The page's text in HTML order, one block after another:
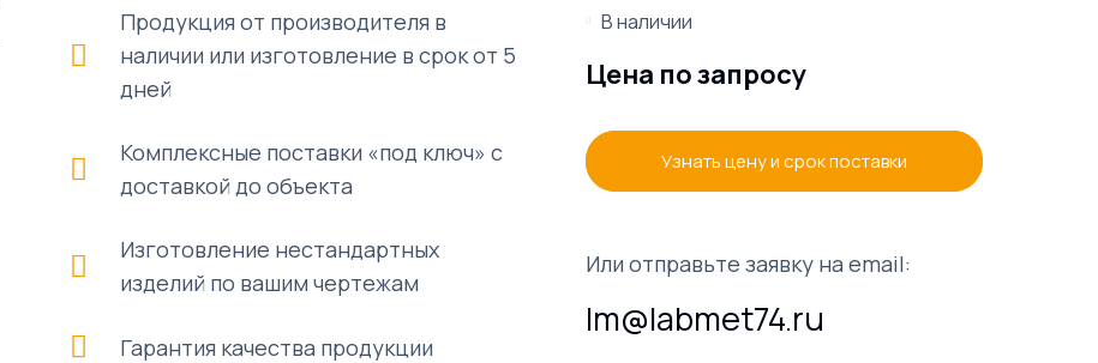
Продукция от производителя в
наличии или изготовление в срок от 5
дней
Комплексные поставки «под ключ» с
доставкой до объекта
Изготовление нестандартных
изделий по вашим чертежам
Гарантия качества продукции
В наличии
Цена по запросу
Узнать цену и срок поставки
Или отправьте заявку на email:
lm@labmet74.ru